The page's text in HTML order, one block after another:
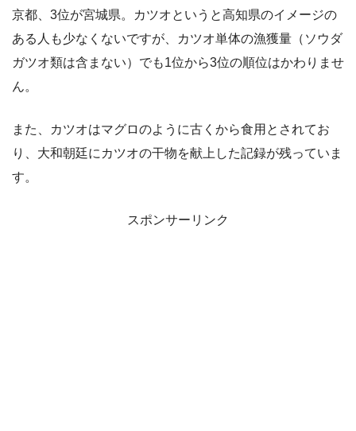
京都、3位が宮城県。カツオというと高知県のイメージの
ある人も少なくないですが、カツオ単体の漁獲量（ソウダ
ガツオ類は含まない）でも1位から3位の順位はかわりませ
ん。
また、カツオはマグロのように古くから食用とされてお
り、大和朝廷にカツオの干物を献上した記録が残っていま
す。
スポンサーリンク